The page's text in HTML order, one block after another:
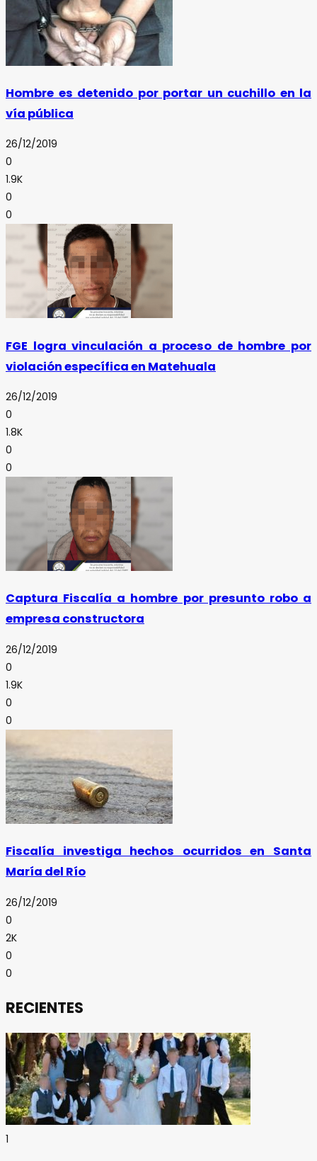
Hombre es detenido por portar un cuchillo en la
vía pública
26/12/2019
0
1.9K
0
0
FGE logra vinculación a proceso de hombre por
violación específica en Matehuala
26/12/2019
0
1.8K
0
0
Captura Fiscalía a hombre por presunto robo a
empresa constructora
26/12/2019
0
1.9K
0
0
Fiscalía investiga hechos ocurridos en Santa
María del Río
26/12/2019
0
2K
0
0
RECIENTES
1